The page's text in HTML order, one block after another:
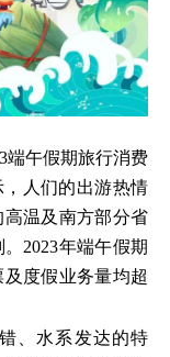
端午假期旅行消费
人们的出游热情
温及南方部分省
2023年端午假期
度假业务量均超
、水系发达的特